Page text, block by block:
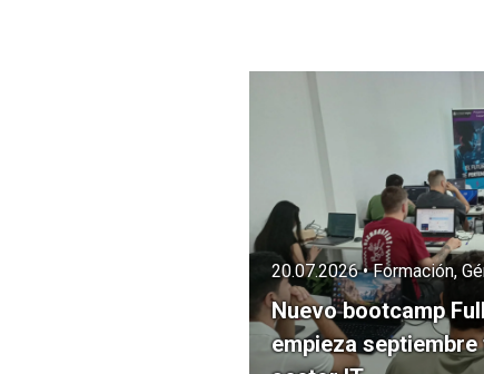
Nuevo bootcamp
empieza
20.07.2026 • Formación,